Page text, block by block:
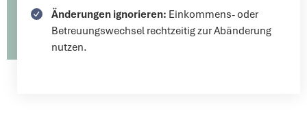
Änderungen ignorieren: Einkommens- oder
Betreuungswechsel rechtzeitig zur Abänderung
nutzen.